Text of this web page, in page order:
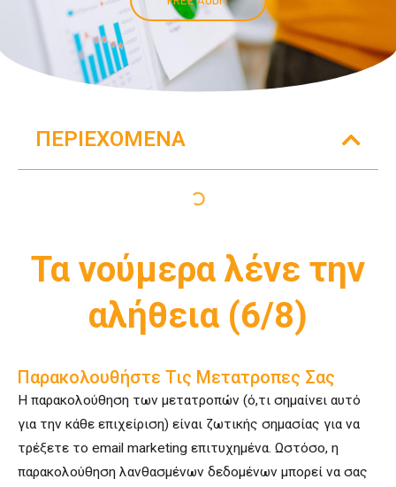
ΠΕΡΙΕΧΌΜΕΝΑ
Τα νούμερα λένε την
αλήθεια (6/8)
Παρακολουθήστε Τις Μετατροπες Σας
Η παρακολούθηση των μετατροπών (ό,τι σημαίνει αυτό
για την κάθε επιχείριση) είναι ζωτικής σημασίας για να
τρέξετε το email marketing επιτυχημένα. Ωστόσο, η
παρακολούθηση λανθασμένων δεδομένων μπορεί να σας